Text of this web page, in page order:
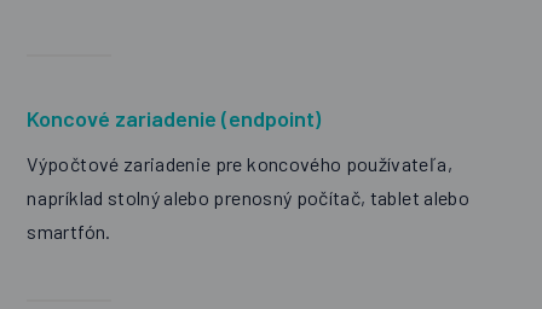
Koncové zariadenie (endpoint)
Výpočtové zariadenie pre koncového používateľa,
napríklad stolný alebo prenosný počítač, tablet alebo
smartfón.